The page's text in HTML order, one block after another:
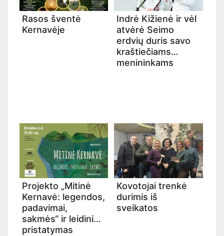
Rasos šventė
Kernavėje
Indrė Kižienė ir vėl
atvėrė Seimo
erdvių duris savo
kraštiečiams
menininkams
Projekto „Mitinė
Kernavė: legendos,
padavimai,
sakmės“ ir leidinio
pristatymas
Kovotojai trenkė
durimis iš
sveikatos